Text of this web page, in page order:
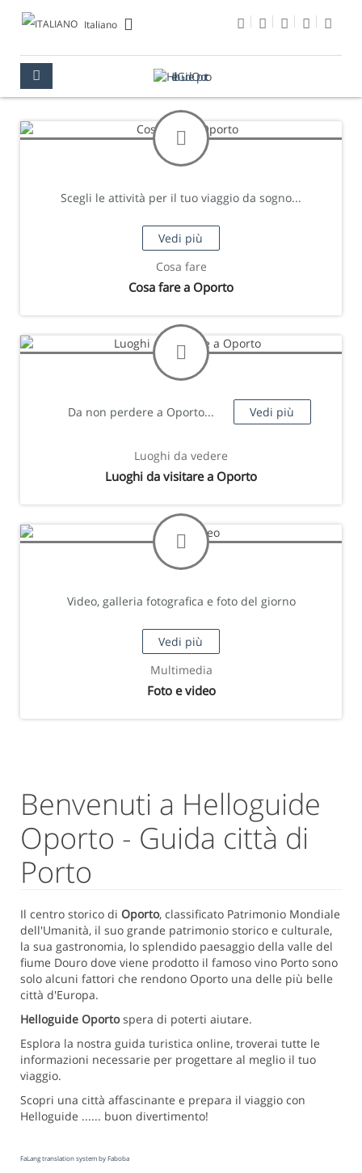
Italiano
Scegli le attività per il tuo viaggio da sogno...
Vedi più
Cosa fare
Cosa fare a Oporto
Da non perdere a Oporto... Vedi più
Luoghi da vedere
Luoghi da visitare a Oporto
Video, galleria fotografica e foto del giorno
Vedi più
Multimedia
Foto e video
Benvenuti a Helloguide
Oporto - Guida città di
Porto
Il centro storico di Oporto, classificato Patrimonio Mondiale
dell'Umanità, il suo grande patrimonio storico e culturale,
la sua gastronomia, lo splendido paesaggio della valle del
fiume Douro dove viene prodotto il famoso vino Porto sono
solo alcuni fattori che rendono Oporto una delle più belle
città d'Europa.
Helloguide Oportospera di poterti aiutare.
Esplora la nostra guida turistica online, troverai tutte le
informazioni necessarie per progettare al meglio il tuo
viaggio.
Scopri una città affascinante e prepara il viaggio con
Helloguide ...... buon divertimento!
FaLang translation system by Faboba